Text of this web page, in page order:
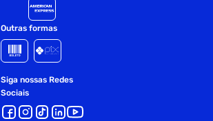
Outras formas
Siga nossas Redes
Sociais